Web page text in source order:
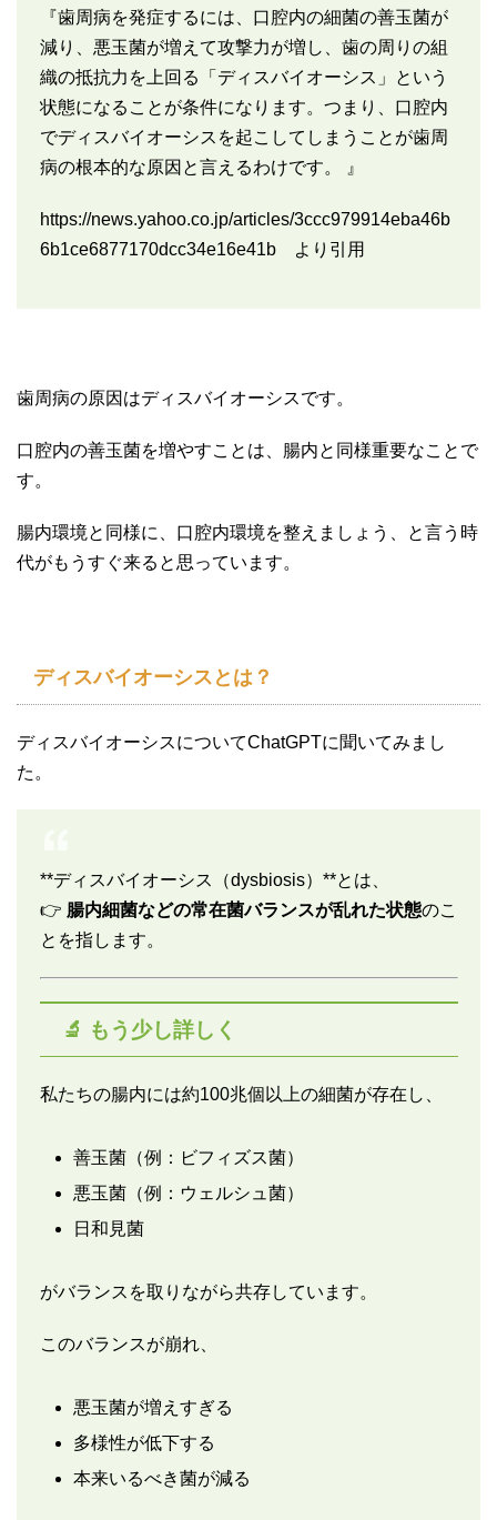
『歯周病を発症するには、口腔内の細菌の善玉菌が
減り、悪玉菌が増えて攻撃力が増し、歯の周りの組
織の抵抗力を上回る「ディスバイオーシス」という
状態になることが条件になります。つまり、口腔内
でディスバイオーシスを起こしてしまうことが歯周
病の根本的な原因と言えるわけです。 』
https://news.yahoo.co.jp/articles/3ccc979914eba46b
6b1ce6877170dcc34e16e41b より引用
歯周病の原因はディスバイオーシスです。
口腔内の善玉菌を増やすことは、腸内と同様重要なことで
す。
腸内環境と同様に、口腔内環境を整えましょう、と言う時
代がもうすぐ来ると思っています。
ディスバイオーシスとは？
ディスバイオーシスについてChatGPTに聞いてみまし
た。
**ディスバイオーシス（dysbiosis）**とは、
👉 腸内細菌などの常在菌バランスが乱れた状態のこ
とを指します。
🔬 もう少し詳しく
私たちの腸内には約100兆個以上の細菌が存在し、
善玉菌（例：ビフィズス菌）
悪玉菌（例：ウェルシュ菌）
日和見菌
がバランスを取りながら共存しています。
このバランスが崩れ、
悪玉菌が増えすぎる
多様性が低下する
本来いるべき菌が減る